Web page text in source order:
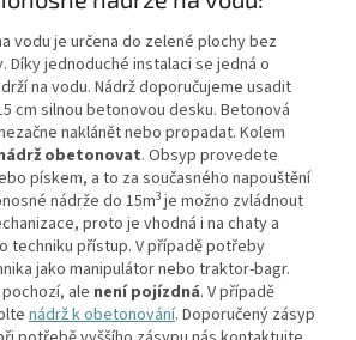
vodu je určena do zelené plochy bez
Díky jednoduché instalaci se jedná o
na vodu. Nádrž doporučujeme usadit
cm silnou betonovou desku. Betonová
naklánět nebo propadat. Kolem
obetonovat. Obsyp provedete
pískem, a to za současného napouštění
nádrže do 15m3 je možno zvládnout
proto je vhodná i na chaty a
techniku přístup. V případě potřeby
jako manipulátor nebo traktor-bagr.
ale není pojízdná. V případě
nádrž k obetonování. Doporučený zásyp